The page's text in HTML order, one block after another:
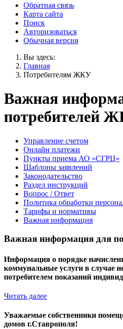
Обратная связь
Карта сайта
Поиск
Авторизоваться
Обычная версия
Вы здесь:
Главная
Потребителям ЖКУ
Важная
потребителей
Управление счетом
Онлайн платежи
Пункты приема АО «СГРЦ»
Шаблоны заявлений
Законодательство
Раздел инструкций
Вопрос / Ответ
Политика обработки
Тарифы и нормативы
Важная информация
Важная информация для
Информация о порядке
коммунальные услуги в случае
потребителем показаний
Читать далее
Уважаемые собственники
домов г.Ставрополя!